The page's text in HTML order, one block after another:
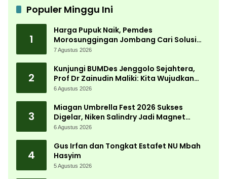
Populer Minggu Ini
1
Harga Pupuk Naik, Pemdes
Morosunggingan Jombang Cari Solusi
Lewat Kajian Akademik
7 Agustus 2026
2
Kunjungi BUMDes Jenggolo Sejahtera,
Prof Dr Zainudin Maliki: Kita Wujudkan
Kemandirian Ekonomi dengan Potensi
6 Agustus 2026
3
Miagan Umbrella Fest 2026 Sukses
Digelar, Niken Salindry Jadi Magnet
Ribuan Pengunjung
6 Agustus 2026
4
Gus Irfan dan Tongkat Estafet NU Mbah
Hasyim
5 Agustus 2026